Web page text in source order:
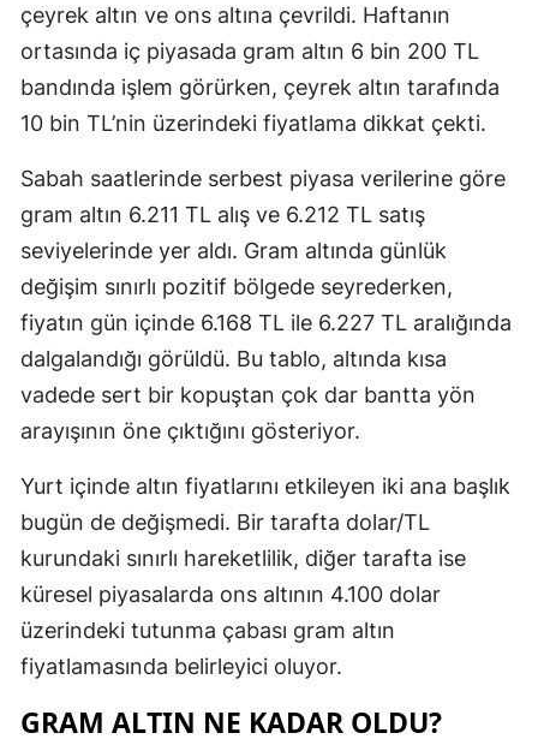
çeyrek altın ve ons altına çevrildi. Haftanın
ortasında iç piyasada gram altın 6 bin 200 TL
bandında işlem görürken, çeyrek altın tarafında
10 bin TL’nin üzerindeki fiyatlama dikkat çekti.
Sabah saatlerinde serbest piyasa verilerine göre
gram altın 6.211 TL alış ve 6.212 TL satış
seviyelerinde yer aldı. Gram altında günlük
değişim sınırlı pozitif bölgede seyrederken,
fiyatın gün içinde 6.168 TL ile 6.227 TL aralığında
dalgalandığı görüldü. Bu tablo, altında kısa
vadede sert bir kopuştan çok dar bantta yön
arayışının öne çıktığını gösteriyor.
Yurt içinde altın fiyatlarını etkileyen iki ana başlık
bugün de değişmedi. Bir tarafta dolar/TL
kurundaki sınırlı hareketlilik, diğer tarafta ise
küresel piyasalarda ons altının 4.100 dolar
üzerindeki tutunma çabası gram altın
fiyatlamasında belirleyici oluyor.
GRAM ALTIN NE KADAR OLDU?